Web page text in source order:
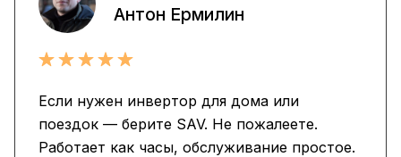
Антон Ермилин
Если нужен инвертор для дома или
поездок — берите SAV. Не пожалеете.
Работает как часы, обслуживание простое.